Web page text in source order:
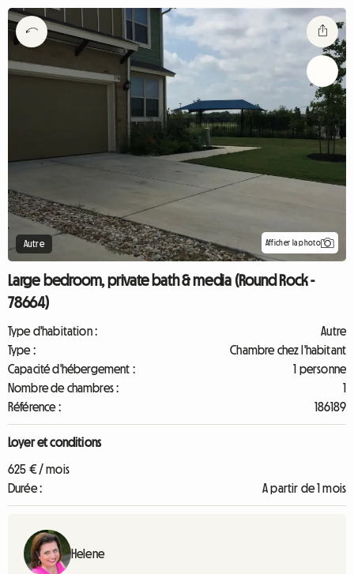
Autre Afficher la photo
Large bedroom, private bath & media (Round Rock -
78664)
Type d'habitation :
Autre
Type :
Chambre chez l'habitant
Capacité d'hébergement :
1 personne
Nombre de chambres :
1
Référence :
186189
Loyer et conditions
625 € / mois
Durée :
A partir de 1 mois
Helene